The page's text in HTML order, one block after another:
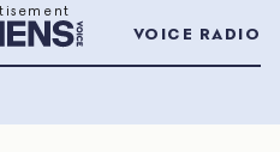
VOICE RADIO